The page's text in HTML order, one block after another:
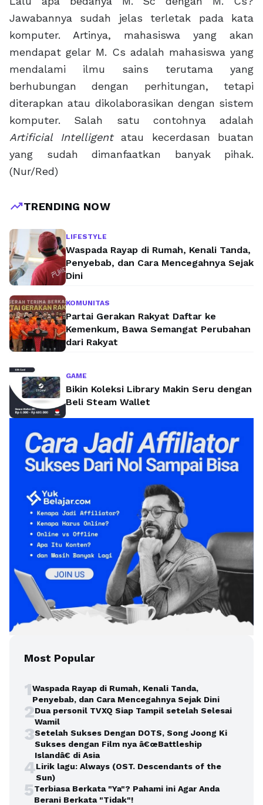
Jawabannya sudah jelas terletak pada kata
komputer. Artinya, mahasiswa yang akan
mendapat gelar M. Cs adalah mahasiswa yang
mendalami ilmu sains terutama yang
berhubungan dengan perhitungan, tetapi
diterapkan atau dikolaborasikan dengan sistem
komputer. Salah satu contohnya adalah
Artificial Intelligent atau kecerdasan buatan
yang sudah dimanfaatkan banyak pihak.
(Nur/Red)
trending_upTRENDING NOW
LIFESTYLE
Waspada Rayap di Rumah, Kenali Tanda,
Penyebab, dan Cara Mencegahnya Sejak
Dini
KOMUNITAS
Partai Gerakan Rakyat Daftar ke
Kemenkum, Bawa Semangat Perubahan
dari Rakyat
GAME
Bikin Koleksi Library Makin Seru dengan
Beli Steam Wallet
Most Popular
1Waspada Rayap di Rumah, Kenali Tanda,
Penyebab, dan Cara Mencegahnya Sejak Dini
2Dua personil TVXQ Siap Tampil setelah Selesai
Wamil
3Setelah Sukses Dengan DOTS, Song Joong Ki
Sukses dengan Film nya â€œBattleship
Islandâ€ di Asia
4Lirik lagu: Always (OST. Descendants of the
Sun)
5Terbiasa Berkata "Ya"? Pahami ini Agar Anda
Berani Berkata "Tidak"!